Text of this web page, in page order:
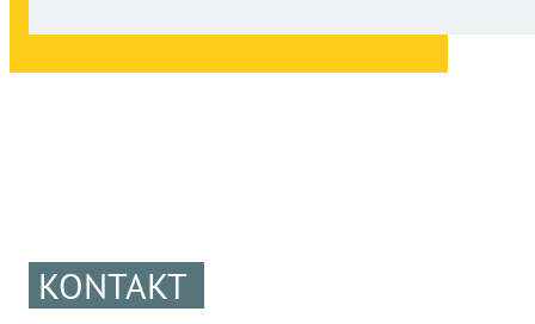
KONTAKT